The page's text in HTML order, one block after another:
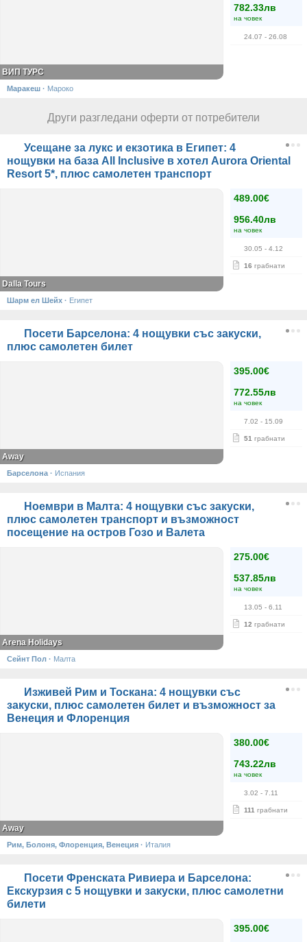
782.33лв
на човек
24.07 - 26.08
ВИП ТУРС
Маракеш · Мароко
Други разгледани оферти от потребители
Усещане за лукс и екзотика в Египет: 4
нощувки на база All Inclusive в хотел Aurora Oriental
Resort 5*, плюс самолетен транспорт
489.00€
956.40лв
на човек
30.05 - 4.12
16 грабнати
Dalla Tours
Шарм ел Шейх · Египет
Посети Барселона: 4 нощувки със закуски,
плюс самолетен билет
395.00€
772.55лв
на човек
7.02 - 15.09
51 грабнати
Away
Барселона · Испания
Ноември в Малта: 4 нощувки със закуски,
плюс самолетен транспорт и възможност
посещение на остров Гозо и Валета
275.00€
537.85лв
на човек
13.05 - 6.11
12 грабнати
Arena Holidays
Сейнт Пол · Малта
Изживей Рим и Тоскана: 4 нощувки със
закуски, плюс самолетен билет и възможност за
Венеция и Флоренция
380.00€
743.22лв
на човек
3.02 - 7.11
111 грабнати
Away
Рим, Болоня, Флоренция, Венеция · Италия
Посети Френската Ривиера и Барселона:
Екскурзия с 5 нощувки и закуски, плюс самолетни
билети
395.00€